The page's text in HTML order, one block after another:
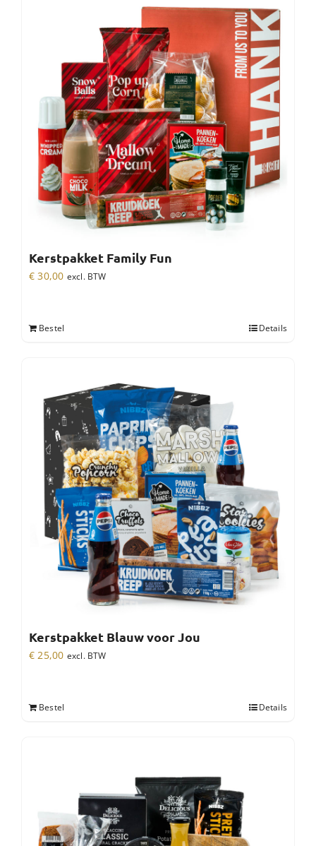
Kerstpakket Family Fun
€ 30,00 excl. BTW
Bestel Details
Kerstpakket Blauw voor Jou
€ 25,00 excl. BTW
Bestel Details